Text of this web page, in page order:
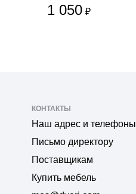
1 050 ₽
КОНТАКТЫ
Наш адрес и телефоны
Письмо директору
Поставщикам
Купить мебель